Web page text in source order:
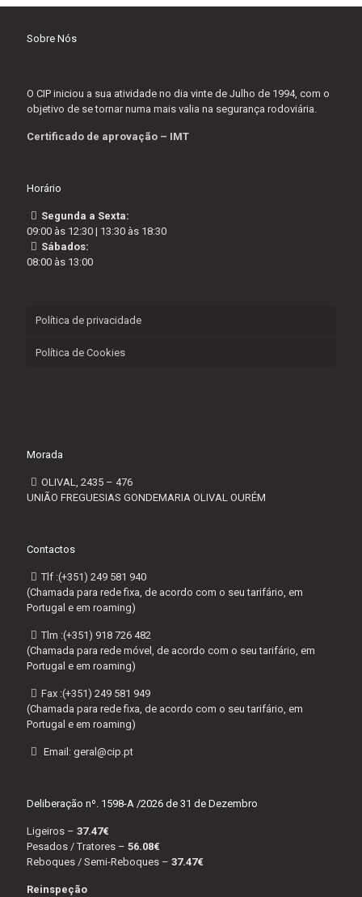
Sobre Nós
O CIP iniciou a sua atividade no dia vinte de Julho de 1994, com o
objetivo de se tornar numa mais valia na segurança rodoviária.
Certificado de aprovação – IMT
Horário
Segunda a Sexta:
09:00 às 12:30 | 13:30 às 18:30
Sábados:
08:00 às 13:00
Política de privacidade
Política de Cookies
Morada
OLIVAL, 2435 – 476
UNIÃO FREGUESIAS GONDEMARIA OLIVAL OURÉM
Contactos
Tlf :(+351)249 581 940
(Chamada para rede fixa, de acordo com o seu tarifário, em
Portugal e em roaming)
Tlm :(+351) 918 726 482
(Chamada para rede móvel, de acordo com o seu tarifário, em
Portugal e em roaming)
Fax :(+351)249 581 949
(Chamada para rede fixa, de acordo com o seu tarifário, em
Portugal e em roaming)
Email:geral@cip.pt
Deliberação nº. 1598-A /2026 de 31 de Dezembro
Ligeiros – 37.47€
Pesados / Tratores – 56.08€
Reboques / Semi-Reboques – 37.47€
Reinspeção